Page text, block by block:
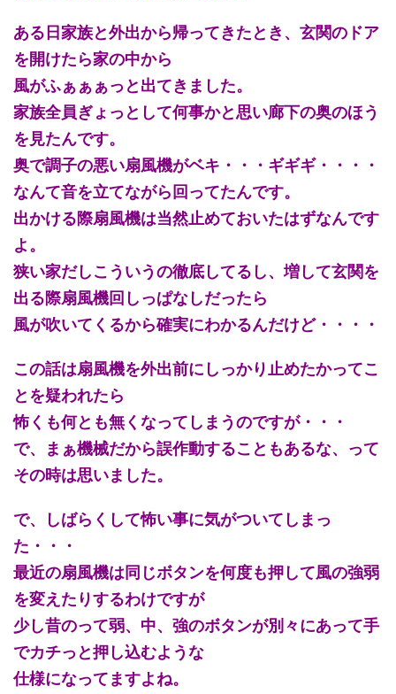
ある日家族と外出から帰ってきたとき、玄関のドア
を開けたら家の中から
風がふぁぁぁっと出てきました。
家族全員ぎょっとして何事かと思い廊下の奥のほう
を見たんです。
奥で調子の悪い扇風機がベキ・・・ギギギ・・・・
なんて音を立てながら回ってたんです。
出かける際扇風機は当然止めておいたはずなんです
よ。
狭い家だしこういうの徹底してるし、増して玄関を
出る際扇風機回しっぱなしだったら
風が吹いてくるから確実にわかるんだけど・・・・
この話は扇風機を外出前にしっかり止めたかってこ
とを疑われたら
怖くも何とも無くなってしまうのですが・・・
で、まぁ機械だから誤作動することもあるな、って
その時は思いました。
で、しばらくして怖い事に気がついてしまっ
た・・・
最近の扇風機は同じボタンを何度も押して風の強弱
を変えたりするわけですが
少し昔のって弱、中、強のボタンが別々にあって手
でカチっと押し込むような
仕様になってますよね。